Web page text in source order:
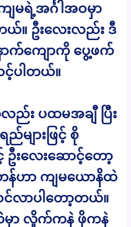
ရဲ့အင်္ဂါအဝမှာ
။ ဦးလေးလည်း ဒီ
ာက်ကျောကို ပွေ့ဖက်
င့်ပါတယ်။
ည်း ပထမအချီ ပြီး
ျားဖြင့် စို
ဦးလေးဆောင့်တော့
န်ဟာ ကျမယောနိထဲ
င်လာပါတော့တယ်။
မှာ လှိုက်ကနဲ ဖိုကနဲ